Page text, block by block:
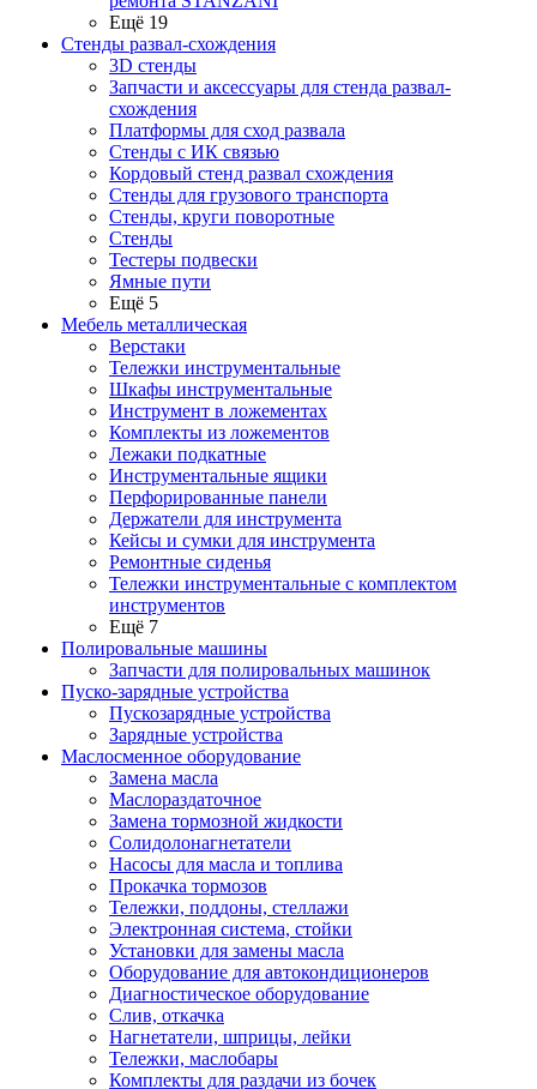
Ещё 19
Стенды развал-схождения
3D стенды
Запчасти и аксессуары для стенда развал-
схождения
Платформы для сход развала
Стенды с ИК связью
Кордовый стенд развал схождения
Стенды для грузового транспорта
Стенды, круги поворотные
Стенды
Тестеры подвески
Ямные пути
Ещё 5
Мебель металлическая
Верстаки
Тележки инструментальные
Шкафы инструментальные
Инструмент в ложементах
Комплекты из ложементов
Лежаки подкатные
Инструментальные ящики
Перфорированные панели
Держатели для инструмента
Кейсы и сумки для инструмента
Ремонтные сиденья
Тележки инструментальные с комплектом
инструментов
Ещё 7
Полировальные машины
Запчасти для полировальных машинок
Пуско-зарядные устройства
Пускозарядные устройства
Зарядные устройства
Маслосменное оборудование
Замена масла
Маслораздаточное
Замена тормозной жидкости
Солидолонагнетатели
Насосы для масла и топлива
Прокачка тормозов
Тележки, поддоны, стеллажи
Электронная система, стойки
Установки для замены масла
Оборудование для автокондиционеров
Диагностическое оборудование
Слив, откачка
Нагнетатели, шприцы, лейки
Тележки, маслобары
Комплекты для раздачи из бочек